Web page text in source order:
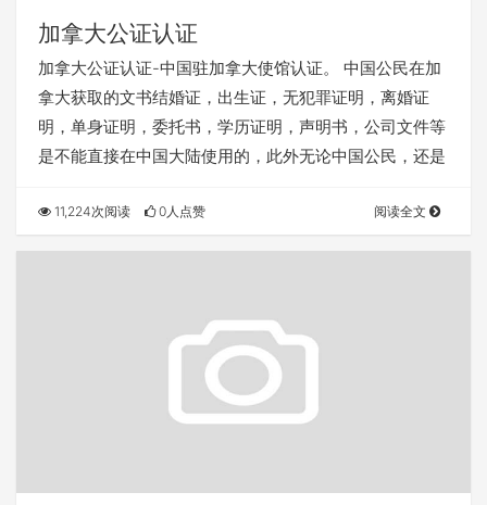
加拿大公证认证
加拿大公证认证-中国驻加拿大使馆认证。 中国公民在加
拿大获取的文书结婚证，出生证，无犯罪证明，离婚证
明，单身证明，委托书，学历证明，声明书，公司文件等
是不能直接在中国大陆使用的，此外无论中国公民，还是
11,224次阅读 0人点赞 阅读全文